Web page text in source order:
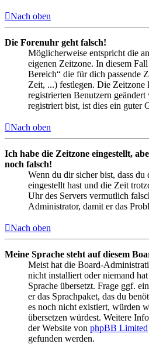
Nach oben
Die Forenuhr geht falsch!
Möglicherweise entspricht die
eigenen Zeitzone. In diesem
Bereich“ die für dich passende
Zeit, ...) festlegen. Die Zeitzone
registrierten Benutzern
registriert bist, ist dies ein guter
Nach oben
Ich habe die Zeitzone eingestellt,
noch falsch!
Wenn du dir sicher bist, dass
eingestellt hast und die Zeit
Uhr des Servers vermutlich
Administrator, damit er das
Nach oben
Meine Sprache steht auf diesem
Meist hat die Board-
nicht installiert oder niemand
Sprache übersetzt. Frage ggf.
er das Sprachpaket, das du
es noch nicht existiert, würden
übersetzen würdest. Weitere
der Website von phpBB Limited
gefunden werden.